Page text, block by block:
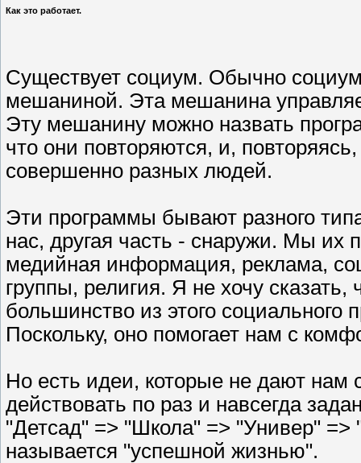
Как это работает.
Существует социум. Обычно
мешаниной. Эта мешанина
Эту мешанину можно назвать
что они повторяются, и,
совершенно разных людей.
Эти программы бывают разного
нас, другая часть - снаружи. Мы их
медийная информация, реклама,
группы, религия. Я не хочу
большинство из этого
Поскольку, оно помогает нам с
Но есть идеи, которые не дают нам
действовать по раз и навсегда
"Детсад" => "Школа" => "Универ" =>
называется "успешной жизнью".